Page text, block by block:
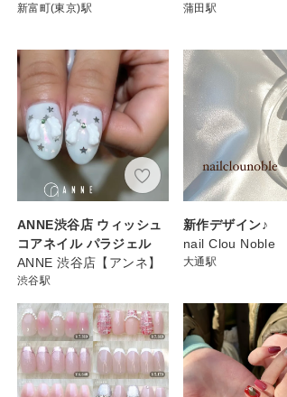
新富町(東京)駅 蒲田駅
ANNE渋谷店 ウィッシュ
コアネイル パラジェル
ANNE 渋谷店【アンネ】
渋谷駅
新作デザイン♪
nail Clou Noble
大通駅